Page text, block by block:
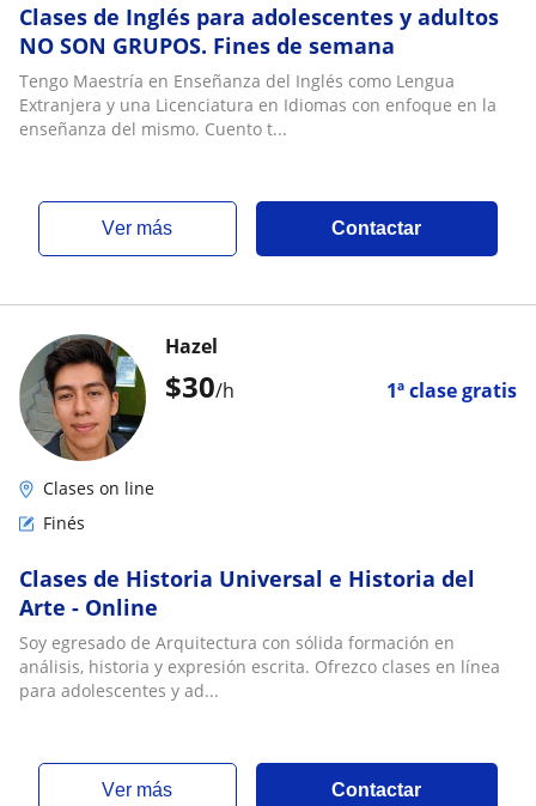
Clases de Inglés para adolescentes y adultos
NO SON GRUPOS. Fines de semana
Tengo Maestría en Enseñanza del Inglés como Lengua
Extranjera y una Licenciatura en Idiomas con enfoque en la
enseñanza del mismo. Cuento t...
ver más Contactar
$30/h 1ª clase gratis
Hazel
Clases on line
Finés
Clases de Historia Universal e Historia del
Arte - Online
Soy egresado de Arquitectura con sólida formación en
análisis, historia y expresión escrita. Ofrezco clases en línea
para adolescentes y ad...
ver más Contactar